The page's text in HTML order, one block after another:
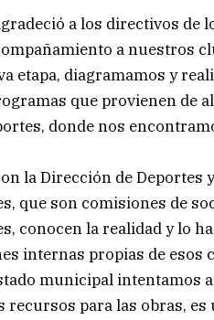
a los directivos
a nuestros
etapa, diagramamos y
que provienen de
donde nos
la Dirección de Deportes
que son comisiones de
conocen la realidad y lo
internas propias de esos
municipal intentamos
recursos para las obras,